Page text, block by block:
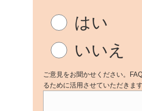
はい
いいえ
ご意見をお聞かせください。
るために活用させていただきます